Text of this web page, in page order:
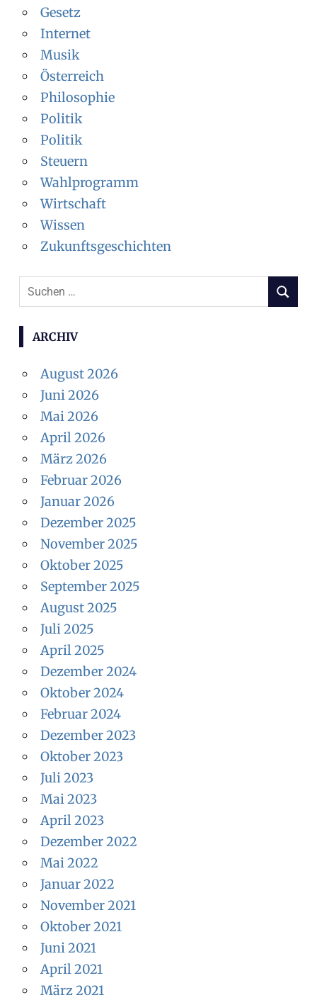
Gesetz
Internet
Musik
Österreich
Philosophie
Politik
Politik
Steuern
Wahlprogramm
Wirtschaft
Wissen
Zukunftsgeschichten
u
c
h
e
n
n
a
c
h
:
S
ARCHIV
August 2026
Juni 2026
Mai 2026
April 2026
März 2026
Februar 2026
Januar 2026
Dezember 2025
November 2025
Oktober 2025
September 2025
August 2025
Juli 2025
April 2025
Dezember 2024
Oktober 2024
Februar 2024
Dezember 2023
Oktober 2023
Juli 2023
Mai 2023
April 2023
Dezember 2022
Mai 2022
Januar 2022
November 2021
Oktober 2021
Juni 2021
April 2021
März 2021